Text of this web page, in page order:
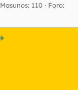
Masunos: 110
Foro: